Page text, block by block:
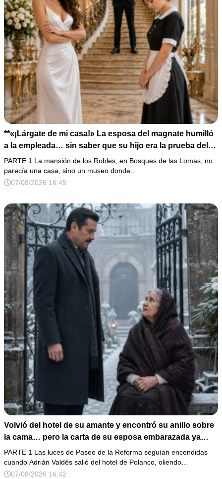
**«¡Lárgate de mi casa!» La esposa del magnate humilló
a la empleada… sin saber que su hijo era la prueba del
secreto que todos habían enterrado*
PARTE 1 La mansión de los Robles, en Bosques de las Lomas, no
parecía una casa, sino un museo donde…
07/08/2026 16:45
Volvió del hotel de su amante y encontró su anillo sobre
la cama… pero la carta de su esposa embarazada ya
había puesto en marcha su ruina
PARTE 1 Las luces de Paseo de la Reforma seguían encendidas
cuando Adrián Valdés salió del hotel de Polanco, oliendo…
07/08/2026 16:42